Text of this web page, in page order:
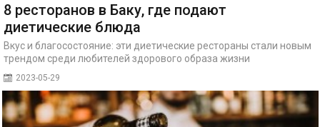
8 ресторанов в Баку, где подают
диетические блюда
Вкус и благосостояние: эти диетические рестораны стали новым
трендом среди любителей здорового образа жизни
2023-05-29